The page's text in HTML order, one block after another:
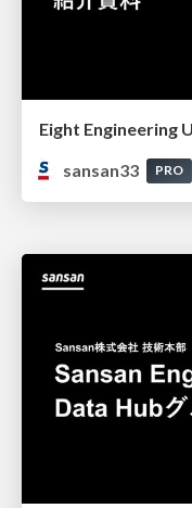
Eight Engineering
sansan33
PRO